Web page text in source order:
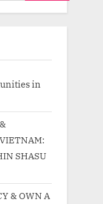
in
SHASU
& OWN A